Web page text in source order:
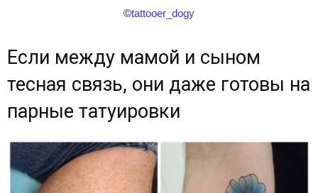
©tattooer_dogy
Если между мамой и сыном
тесная связь, они даже готовы на
парные татуировки